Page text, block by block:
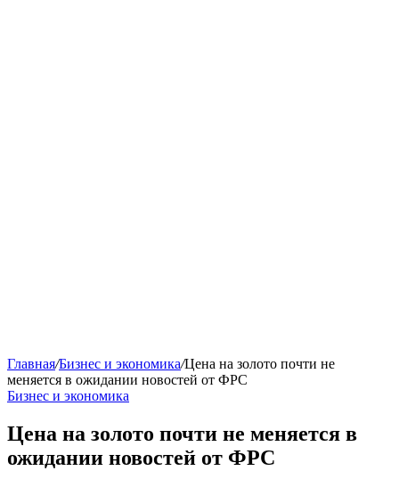
Главная/Бизнес и экономика/Цена на золото почти не
меняется в ожидании новостей от ФРС
Бизнес и экономика
Цена на золото почти не меняется в
ожидании новостей от ФРС